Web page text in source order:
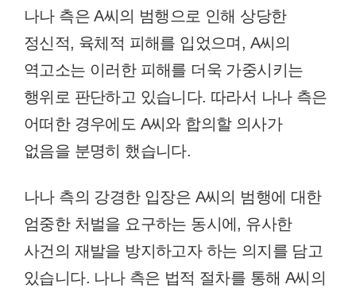
나나 측은 A씨의 범행으로 인해 상당한
정신적, 육체적 피해를 입었으며, A씨의
역고소는 이러한 피해를 더욱 가중시키는
행위로 판단하고 있습니다. 따라서 나나 측은
어떠한 경우에도 A씨와 합의할 의사가
없음을 분명히 했습니다.
나나 측의 강경한 입장은 A씨의 범행에 대한
엄중한 처벌을 요구하는 동시에, 유사한
사건의 재발을 방지하고자 하는 의지를 담고
있습니다. 나나 측은 법적 절차를 통해 A씨의